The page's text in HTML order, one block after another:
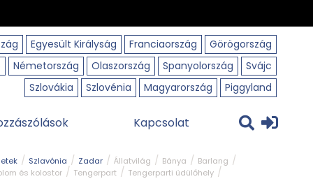
Egyesült Királyság Franciaország
Görögország
Németország Olaszország Spanyolország
Svájc
Szlovákia
Szlovénia Magyarország Piggyland
Kapcsolat
Szlavónia Zadar Állatvilág Bánya
Barlang
és kolostor
Tengerpart Tengerparti üdülőhely